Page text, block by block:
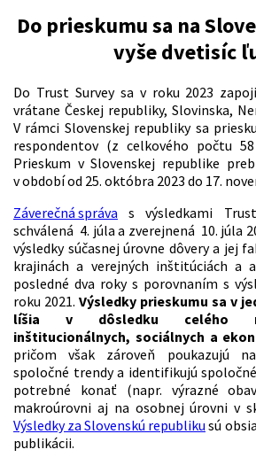
Do prieskumu sa na
vyše dvetisíc
Do Trust Survey sa v roku 2023
vrátane Českej republiky, Slovinska,
V rámci Slovenskej republiky sa
respondentov (z celkového počtu
Prieskum v Slovenskej republike
v období od 25. októbra 2023 do 17.
Záverečná správa s výsledkami
schválená 4. júla a zverejnená 10. júla
výsledky súčasnej úrovne dôvery a jej
krajinách a verejných inštitúciách a
posledné dva roky s porovnaním s
roku 2021. Výsledky prieskumu sa v
líšia v dôsledku celého
inštitucionálnych, sociálnych a
pričom však zároveň poukazujú
spoločné trendy a identifikujú
potrebné konať (napr. výrazné
makroúrovni aj na osobnej úrovni v
Výsledky za Slovenskú republiku sú
publikácii.